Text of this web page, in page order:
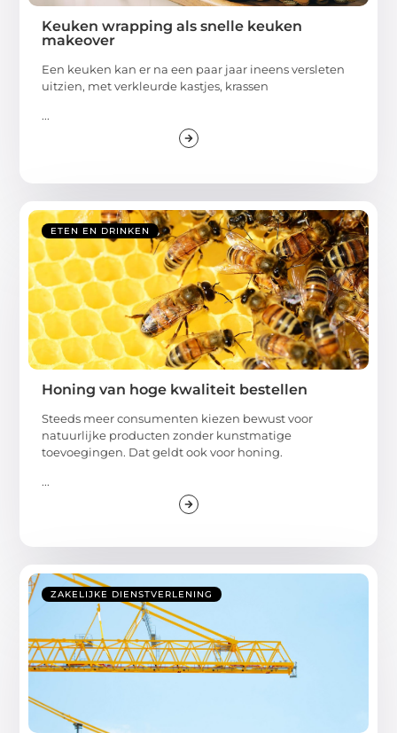
Keuken wrapping als snelle keuken
makeover
Een keuken kan er na een paar jaar ineens versleten
uitzien, met verkleurde kastjes, krassen
...
ETEN EN DRINKEN
Honing van hoge kwaliteit bestellen
Steeds meer consumenten kiezen bewust voor
natuurlijke producten zonder kunstmatige
toevoegingen. Dat geldt ook voor honing.
...
ZAKELIJKE DIENSTVERLENING